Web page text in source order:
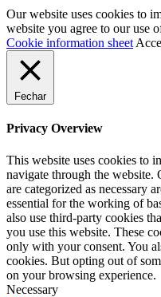
Our website uses cookies to
website you agree to our use
Cookie information sheet
Fechar
Privacy Overview
This website uses cookies to
navigate through the website.
are categorized as necessary
essential for the working of
also use third-party cookies
you use this website. These
only with your consent. You
cookies. But opting out of
on your browsing experience.
Necessary